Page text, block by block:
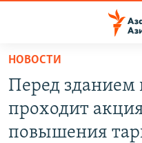
Вернуться
основному
содержанию
Вернутся
КАЗАХСТАН
НОВОСТИ
ВОЙНА В УКРАИНЕ
НОВОСТИ
Перед зданием
проходит
повышения